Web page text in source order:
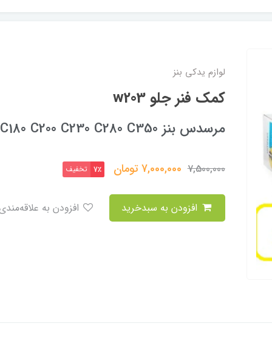
لوازم یدکی بنز
کمک فنر جلو w203
مرسدس بنز C180 C200 C230 C280 C350
7,500,000
7,000,000تومان 7٪ تخفیف